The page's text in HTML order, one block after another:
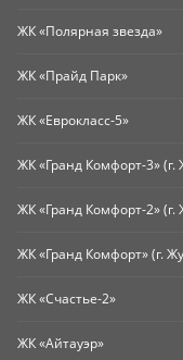
ЖК «Полярная звезда»
ЖК «Прайд Парк»
ЖК «Еврокласс-5»
ЖК «Гранд Комфорт-3» (г.
ЖК «Гранд Комфорт-2» (г.
ЖК «Гранд Комфорт» (г.
ЖК «Счастье-2»
ЖК «Айтауэр»